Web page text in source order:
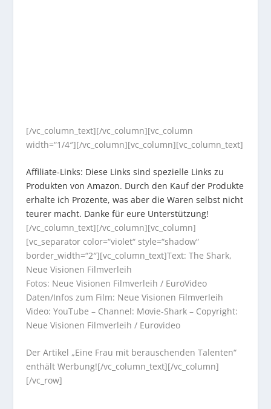
[/vc_column_text][/vc_column][vc_column
width=“1/4″][/vc_column][vc_column][vc_column_text]
Affiliate-Links: Diese Links sind spezielle Links zu
Produkten von Amazon. Durch den Kauf der Produkte
erhalte ich Prozente, was aber die Waren selbst nicht
teurer macht. Danke für eure Unterstützung!
[/vc_column_text][/vc_column][vc_column]
[vc_separator color=“violet“ style=“shadow“
border_width=“2″][vc_column_text]Text: The Shark,
Neue Visionen Filmverleih
Fotos: Neue Visionen Filmverleih / EuroVideo
Daten/Infos zum Film: Neue Visionen Filmverleih
Video: YouTube – Channel: Movie-Shark – Copyright:
Neue Visionen Filmverleih / Eurovideo
Der Artikel „Eine Frau mit berauschenden Talenten“
enthält Werbung![/vc_column_text][/vc_column]
[/vc_row]